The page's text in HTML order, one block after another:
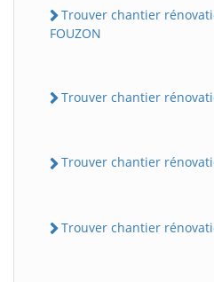
Trouver chantier
FOUZON
Trouver chantier
Trouver chantier
Trouver chantier